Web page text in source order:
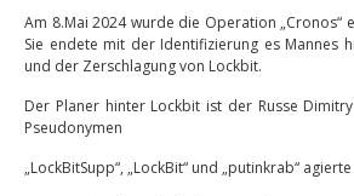
Am 8.Mai 2024 wurde die Operation „Cronos“
Sie endete mit der Identifizierung es Mannes
und der Zerschlagung von Lockbit.
Der Planer hinter Lockbit ist der Russe
Pseudonymen
„LockBitSupp“, „LockBit“ und „putinkrab“